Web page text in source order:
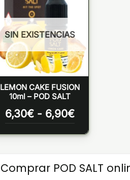
SIN EXISTENCIAS
LEMON CAKE FUSION
10ml – POD SALT
6,30€ - 6,90€Rango
de
precios:
hasta
Comprar POD SALT